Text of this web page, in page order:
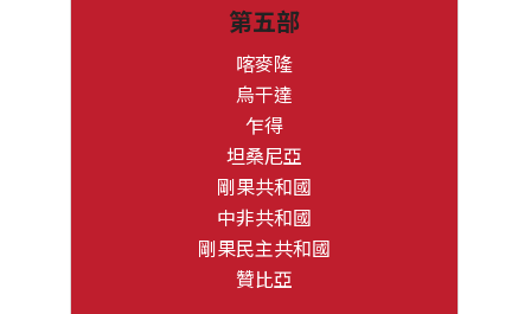
第五部
喀麥隆
烏干達
乍得
坦桑尼亞
剛果共和國
中非共和國
剛果民主共和國
贊比亞